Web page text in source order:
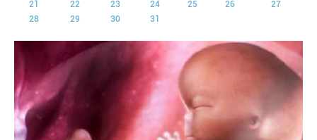
DIRECTORIOS
LO ÚLTIMO
BLOGS
VÍDEOS
TEMAS
21
22 23 24 25 26
27
28
29 30 31